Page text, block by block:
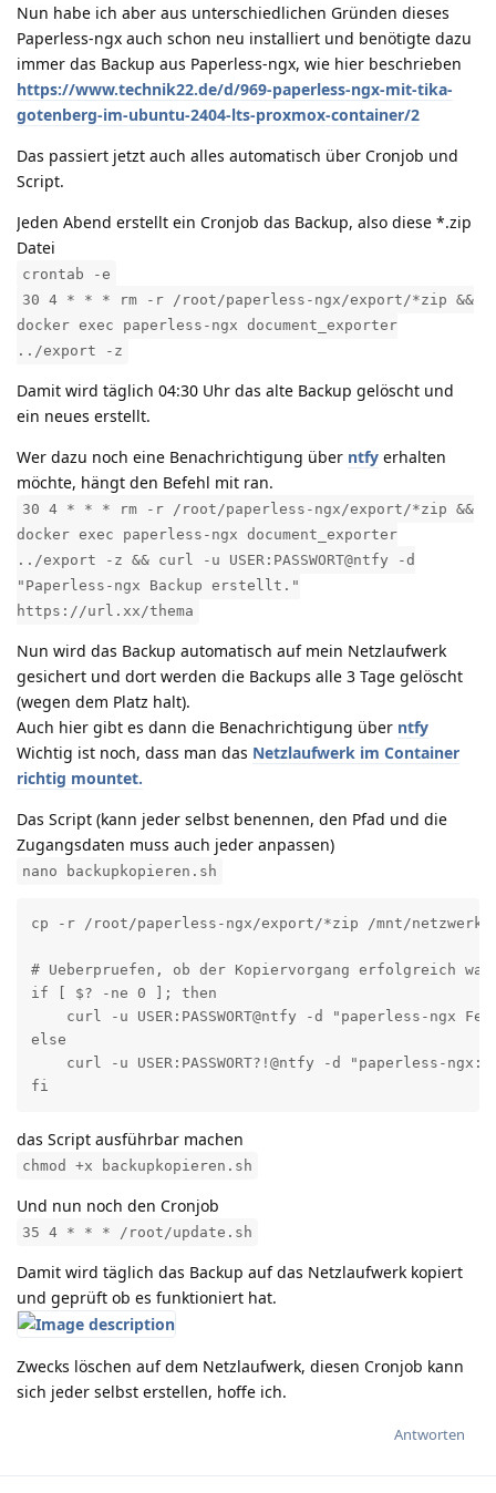
Nun habe ich aber aus unterschiedlichen Gründen dieses
Paperless-ngx auch schon neu installiert und benötigte dazu
immer das Backup aus Paperless-ngx, wie hier beschrieben
https://www.technik22.de/d/969-paperless-ngx-mit-tika-
gotenberg-im-ubuntu-2404-lts-proxmox-container/2
Das passiert jetzt auch alles automatisch über Cronjob und
Script.
Jeden Abend erstellt ein Cronjob das Backup, also diese *.zip
Datei
crontab -e
30 4 * * * rm -r /root/paperless-ngx/export/*zip &&
docker exec paperless-ngx document_exporter
../export -z
Damit wird täglich 04:30 Uhr das alte Backup gelöscht und
ein neues erstellt.
Wer dazu noch eine Benachrichtigung über ntfy erhalten
möchte, hängt den Befehl mit ran.
30 4 * * * rm -r /root/paperless-ngx/export/*zip &&
docker exec paperless-ngx document_exporter
../export -z && curl -u USER:PASSWORT@ntfy -d
"Paperless-ngx Backup erstellt."
https://url.xx/thema
Nun wird das Backup automatisch auf mein Netzlaufwerk
gesichert und dort werden die Backups alle 3 Tage gelöscht
(wegen dem Platz halt).
Auch hier gibt es dann die Benachrichtigung über ntfy
Wichtig ist noch, dass man das Netzlaufwerk im Container
richtig mountet.
Das Script (kann jeder selbst benennen, den Pfad und die
Zugangsdaten muss auch jeder anpassen)
nano backupkopieren.sh
cp -r /root/paperless-ngx/export/*zip /mnt/
# Ueberpruefen, ob der Kopiervorgang erfolgreich war
if [ $? -ne 0 ]; then
curl -u USER:PASSWORT@ntfy -d "paperless-ngx
else
curl -u USER:PASSWORT?!@ntfy -d "paperless-ngx:
fi
das Script ausführbar machen
chmod +x backupkopieren.sh
Und nun noch den Cronjob
35 4 * * * /root/update.sh
Damit wird täglich das Backup auf das Netzlaufwerk kopiert
und geprüft ob es funktioniert hat.
Zwecks löschen auf dem Netzlaufwerk, diesen Cronjob kann
sich jeder selbst erstellen, hoffe ich.
Antworten